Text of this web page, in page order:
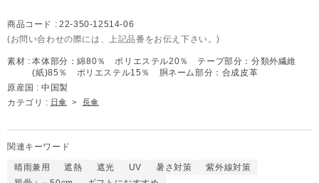
商品コード : 22-350-12514-06
(お問い合わせの際には、上記品番をお伝え下さい。)
素材 : 本体部分：綿80％ ポリエステル20％ テープ部分：分類外繊維
(紙)85％ ポリエステル15％ 胴ネーム部分：合成皮革
原産国 : 中国製
カテゴリ : 日傘 > 長傘
関連キーワード
晴雨兼用 遮熱 遮光 UV 暑さ対策
紫外線対策